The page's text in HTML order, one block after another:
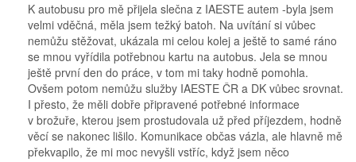
K autobusu pro mě přijela slečna z IAESTE autem -byla jsem
velmi vděčná, měla jsem težký batoh. Na uvítání si vůbec
nemůžu stěžovat, ukázala mi celou kolej a ještě to samé ráno
se mnou vyřídila potřebnou kartu na autobus. Jela se mnou
ještě první den do práce, v tom mi taky hodně pomohla.
Ovšem potom nemůžu služby IAESTE ČR a DK vůbec srovnat.
I přesto, že měli dobře připravené potřebné informace
v brožuře, kterou jsem prostudovala už před příjezdem, hodně
věcí se nakonec lišilo. Komunikace občas vázla, ale hlavně mě
překvapilo, že mi moc nevyšli vstříc, když jsem něco